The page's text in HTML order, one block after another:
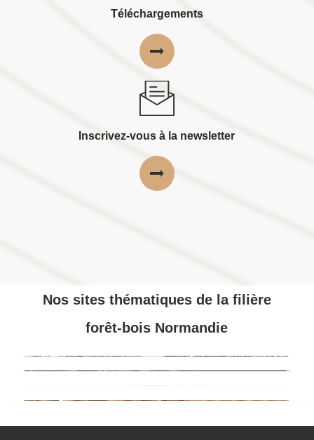
Téléchargements
Inscrivez-vous à la newsletter
Nos sites thématiques de la filière
forêt-bois Normandie